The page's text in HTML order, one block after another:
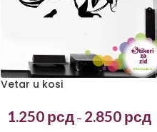
Vetar u kosi
1.250 рсд – 2.850 рсд